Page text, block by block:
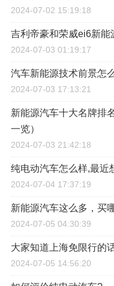
2024-07-02 15:19:18
吉利帝豪和荣威ei6新能
2024-07-03 01:19:17
汽车新能源技术前景怎
2024-07-03 17:13:21
新能源汽车十大名牌排
一览）
2024-07-03 21:42:18
纯电动汽车怎么样,最近
2024-07-04 17:37:19
新能源汽车这么多，买
2024-07-05 04:30:39
大家知道上海免限行的
2024-07-05 14:56:20